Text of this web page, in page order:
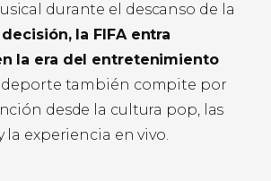
durante el descanso de la
la FIFA entra
la era del entretenimiento
deporte también compite por
desde la cultura pop, las
la experiencia en vivo.